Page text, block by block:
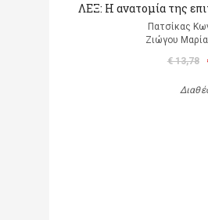
ΛΕΞ: Η ανατομία της
Πατσίκας
Ζιώγου
€ 13,78